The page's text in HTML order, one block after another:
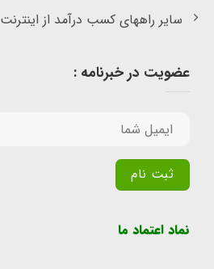
سایر راههای کسب درآمد از اینترنت
عضویت در خبرنامه :
نماد اعتماد ما